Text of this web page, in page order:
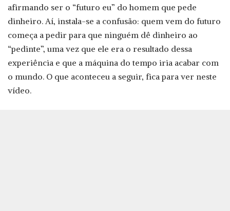
afirmando ser o “futuro eu” do homem que pede
dinheiro. Aí, instala-se a confusão: quem vem do futuro
começa a pedir para que ninguém dê dinheiro ao
“pedinte”, uma vez que ele era o resultado dessa
experiência e que a máquina do tempo iria acabar com
o mundo. O que aconteceu a seguir, fica para ver neste
vídeo.